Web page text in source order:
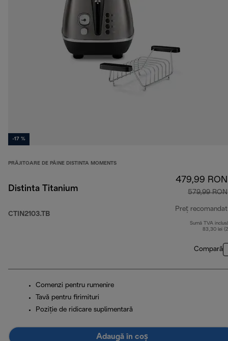
-17 %
PRĂJITOARE DE PÂINE DISTINTA MOMENTS
Distinta Titanium
CTIN2103.TB
479,99 RON
579,99 RON
Preț recomandat
Sumă TVA
83,30 lei
Compară
Comenzi pentru rumenire
Tavă pentru firimituri
Poziţie de ridicare suplimentară
Adaugă în coș